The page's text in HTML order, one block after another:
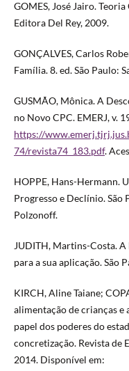
GOMES, José Jairo.
Editora Del Rey, 2009.
GONÇALVES, Carlos
Família. 8. ed. São Paulo:
GUSMÃO, Mônica. A
no Novo CPC. EMERJ, v.
https://
74/revista74_183.pdf.
HOPPE, Hans-Hermann.
Progresso e Declínio. São
Polzonoff.
JUDITH, Martins-Costa.
para a sua aplicação. São
KIRCH, Aline Taiane;
alimentação de crianças e
papel dos poderes do
concretização. Revista de
2014. Disponível em: